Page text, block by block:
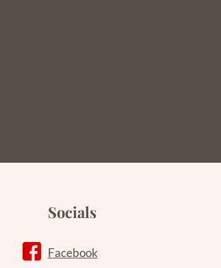
Socials
Facebook